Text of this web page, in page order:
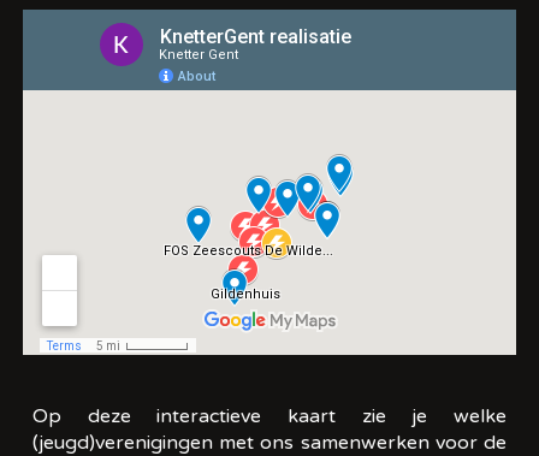
Op deze interactieve kaart zie je welke
(jeugd)verenigingen met ons samenwerken voor de